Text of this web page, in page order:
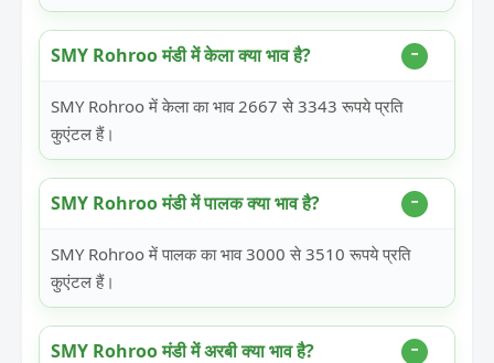
SMY Rohroo मंडी में केला क्या भाव है?
SMY Rohroo में केला का भाव 2667 से 3343 रूपये प्रति
कुएंटल हैं।
SMY Rohroo मंडी में पालक क्या भाव है?
SMY Rohroo में पालक का भाव 3000 से 3510 रूपये प्रति
कुएंटल हैं।
SMY Rohroo मंडी में अरबी क्या भाव है?